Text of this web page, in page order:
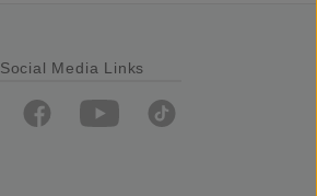
Social Media Links